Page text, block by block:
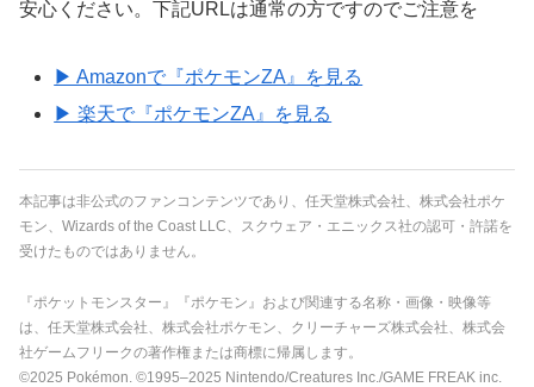
安心ください。下記URLは通常の方ですのでご注意を
▶ Amazonで『ポケモンZA』を見る
▶ 楽天で『ポケモンZA』を見る
本記事は非公式のファンコンテンツであり、任天堂株式会社、株式会社ポケ
モン、Wizards of the Coast LLC、スクウェア・エニックス社の認可・許諾を
受けたものではありません。
『ポケットモンスター』『ポケモン』および関連する名称・画像・映像等
は、任天堂株式会社、株式会社ポケモン、クリーチャーズ株式会社、株式会
社ゲームフリークの著作権または商標に帰属します。
©2025 Pokémon. ©1995–2025 Nintendo/Creatures Inc./GAME FREAK inc.